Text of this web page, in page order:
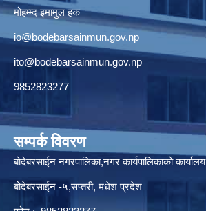
मोहम्म्द इमामुल हक
io@bodebarsainmun.gov.np
ito@bodebarsainmun.gov.np
9852823277
सम्पर्क विवरण
बोदेबरसाईन नगरपालिका,नगर कार्यपालिकाको कार्यालय
बोदेबरसाईन -५,सप्तरी, मधेश प्रदेश